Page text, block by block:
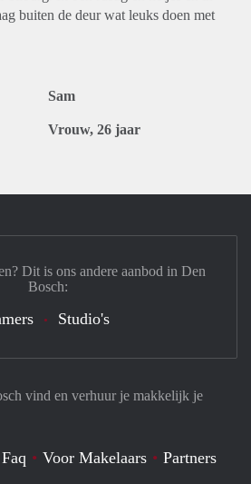
buiten de deur wat leuks doen met
Sam
Vrouw, 26 jaar
vind en verhuur je makkelijk je
Faq Voor Makelaars Partners
Dit is ons andere aanbod in Den
Bosch:
Studio's